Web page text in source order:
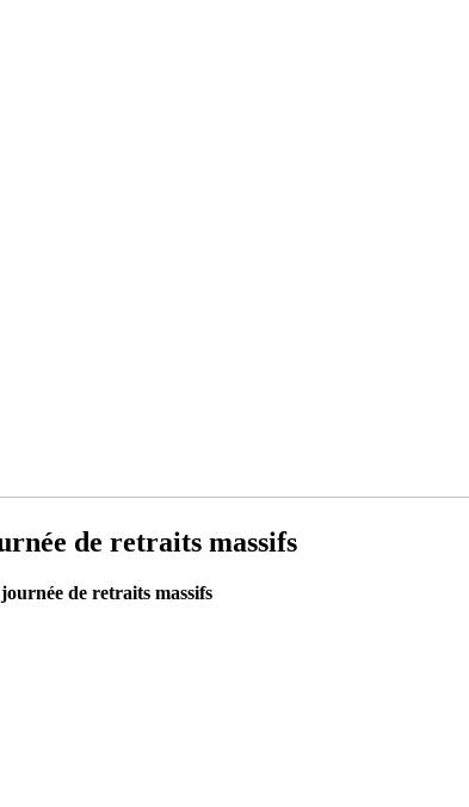
de retraits massifs
de retraits massifs